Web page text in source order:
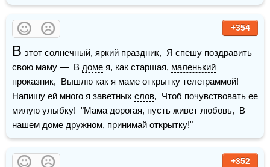
+354
В этот солнечный, яркий праздник,  Я спешу поздравить
свою маму —  В доме я, как старшая, маленький
проказник,  Вышлю как я маме открытку телеграммой!
Напишу ей много я заветных слов,  Чтоб почувствовать ее
милую улыбку!  "Мама дорогая, пусть живет любовь,  В
нашем доме дружном, принимай открытку!"
+352